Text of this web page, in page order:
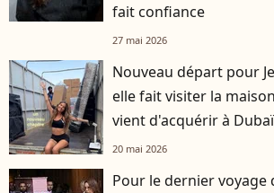
fait confiance
27 mai 2026
Nouveau départ pour
elle fait visiter la
vient d'acquérir à Dubaï
20 mai 2026
Pour le dernier voyage